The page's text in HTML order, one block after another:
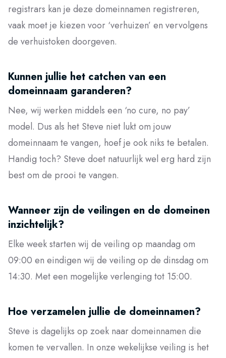
registrars kan je deze domeinnamen registreren,
vaak moet je kiezen voor ‘verhuizen’ en vervolgens
de verhuistoken doorgeven.
Kunnen jullie het catchen van een
domeinnaam garanderen?
Nee, wij werken middels een ‘no cure, no pay’
model. Dus als het Steve niet lukt om jouw
domeinnaam te vangen, hoef je ook niks te betalen.
Handig toch? Steve doet natuurlijk wel erg hard zijn
best om de prooi te vangen.
Wanneer zijn de veilingen en de domeinen
inzichtelijk?
Elke week starten wij de veiling op maandag om
09:00 en eindigen wij de veiling op de dinsdag om
14:30. Met een mogelijke verlenging tot 15:00.
Hoe verzamelen jullie de domeinnamen?
Steve is dagelijks op zoek naar domeinnamen die
komen te vervallen. In onze wekelijkse veiling is het